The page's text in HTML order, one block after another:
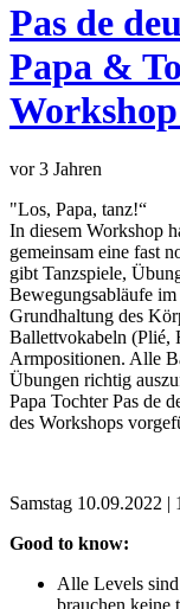
Pas de
Papa &
vor 3 Jahren
"Los, Papa, tanz!“
In diesem Workshop
gemeinsam eine fast
gibt Tanzspiele,
Bewegungsabläufe
Grundhaltung des
Ballettvokabeln (Plié,
Armpositionen. Alle
Übungen richtig
Papa Tochter Pas de
des Workshops
Samstag 10.09.2022
Good to know:
Alle Levels
brauchen keine